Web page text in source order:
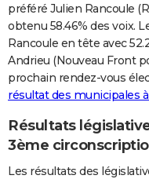
Carte de Noël
Carte Bonne année
Carte Saint-Valentin
Carte Pâques
Carte d'anniversaire
DICTIONNAIRE
Dictionnaire
Biographies
Citations
Expressions
Proverbes
PROGRAMME TV
COPAINS D'AVANT
FORUM
Bricolage
Lifestyle
Culture
Sport
Auto
Television
Voyage
Cinema
préféré Julien Rancoule
obtenu 58.46% des voix.
Rancoule en tête avec
Andrieu (Nouveau Front
prochain rendez-vous
résultat des municipales
Résultats
3ème
Les résultats des